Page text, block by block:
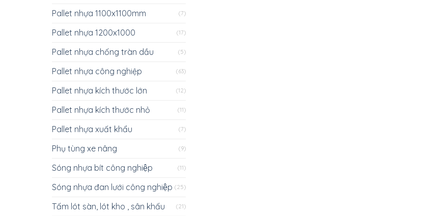
Pallet nhựa 1100x1100mm (7)
Pallet nhựa 1200x1000 (17)
Pallet nhựa chống tràn dầu (5)
Pallet nhựa công nghiệp (63)
Pallet nhựa kích thước lớn (12)
Pallet nhựa kích thước nhỏ (11)
Pallet nhựa xuất khẩu (7)
Phụ tùng xe nâng (9)
Sóng nhựa bít công nghiệp (11)
Sóng nhựa đan lưới công nghiệp (25)
Tấm lót sàn, lót kho , sân khấu (21)